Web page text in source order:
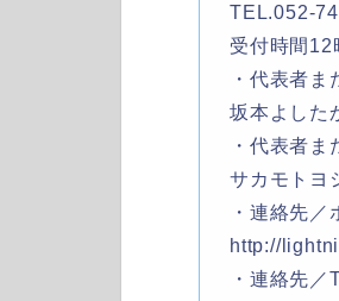
TEL.052-
受付時間12
・代表者
坂本よした
・代表者
サカモトヨ
・連絡先／
http://
・連絡先／